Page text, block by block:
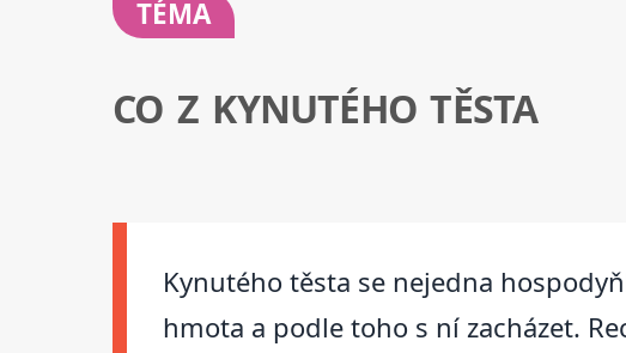
TÉMA
CO Z KYNUTÉHO TĚSTA
Kynutého těsta se nejedna
hmota a podle toho s ní zacházet.